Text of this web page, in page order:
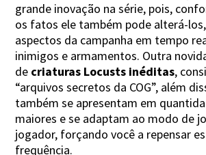
grande inovação na série, pois,
os fatos ele também pode alterá-
aspectos da campanha em tempo
inimigos e armamentos. Outra
de criaturas Locusts inéditas,
“arquivos secretos da COG”, além
também se apresentam em
maiores e se adaptam ao modo de
jogador, forçando você a repensar
frequência.